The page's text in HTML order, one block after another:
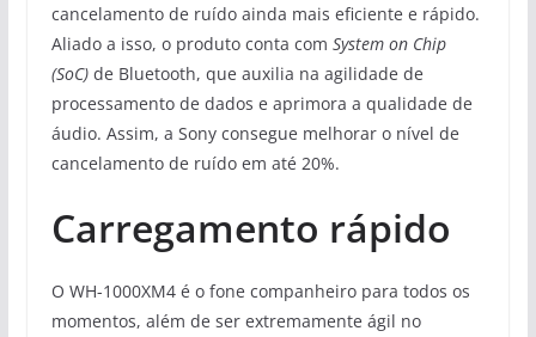
cancelamento de ruído ainda mais eficiente e rápido.
Aliado a isso, o produto conta com System on Chip
(SoC)de Bluetooth, que auxilia na agilidade de
processamento de dados e aprimora a qualidade de
áudio. Assim, a Sony consegue melhorar o nível de
cancelamento de ruído em até 20%.
Carregamento rápido
O WH-1000XM4 é o fone companheiro para todos os
momentos, além de ser extremamente ágil no